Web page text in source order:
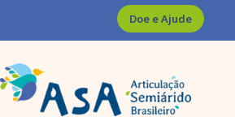
Doe e Ajude